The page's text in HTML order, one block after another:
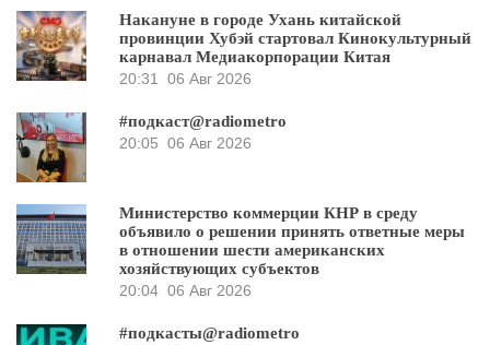
Накануне в городе Ухань китайской
провинции Хубэй стартовал Кинокультурный
карнавал Медиакорпорации Китая
20:31
06 Авг 2026
#подкаст@radiometro
20:05 06 Авг 2026
Министерство коммерции КНР в среду
объявило о решении принять ответные меры
в отношении шести американских
хозяйствующих субъектов
20:04 06 Авг 2026
#подкасты@radiometro